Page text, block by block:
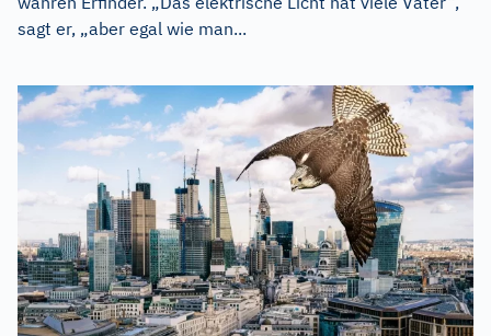
sagt er, „aber egal wie man...